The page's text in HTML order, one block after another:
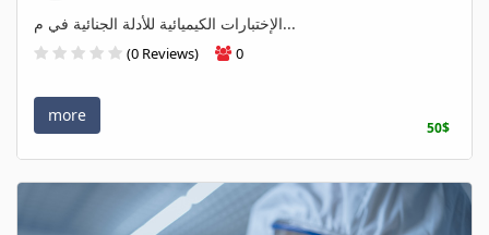
الإختبارات الكيميائية للأدلة الجنائية في م...
(0 Reviews) 0
more
50$